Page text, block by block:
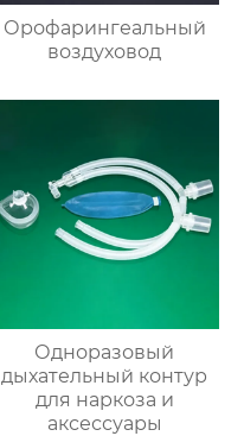
Орофарингеальный
воздуховод
Одноразовый
дыхательный контур
для наркоза и
аксессуары